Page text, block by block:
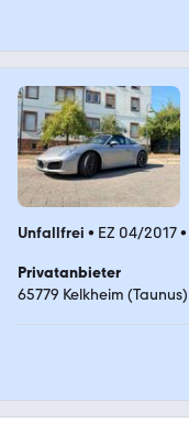
Unfallfrei • EZ 04/2017•
Privatanbieter
65779 Kelkheim (Taunus)